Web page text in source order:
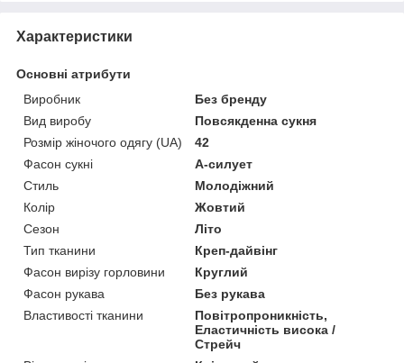
Характеристики
Основні атрибути
Виробник
Без бренду
Вид виробу
Повсякденна сукня
Розмір жіночого одягу (UA)
42
Фасон сукні
А-силует
Стиль
Молодіжний
Колір
Жовтий
Сезон
Літо
Тип тканини
Креп-дайвінг
Фасон вирізу горловини
Круглий
Фасон рукава
Без рукава
Властивості тканини
Повітропроникність,
Еластичність висока /
Стрейч